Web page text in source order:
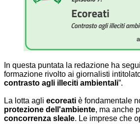
In questa puntata la redazione ha
formazione rivolto ai giornalisti
contrasto agli illeciti ambientali”.
La lotta agli ecoreati è fondamentale
protezione dell'ambiente, ma anche
concorrenza sleale. Le imprese che